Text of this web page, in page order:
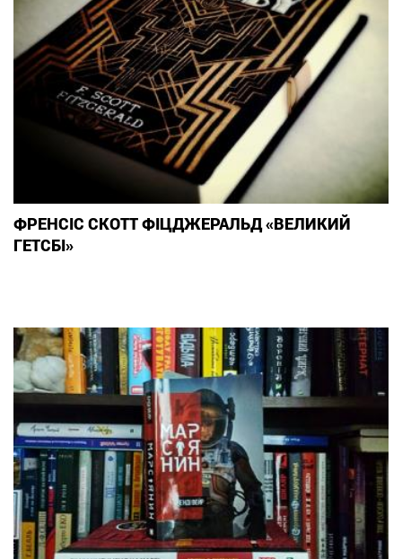
ФРЕНСІС СКОТТ ФІЦДЖЕРАЛЬД «ВЕЛИКИЙ
ГЕТСБІ»